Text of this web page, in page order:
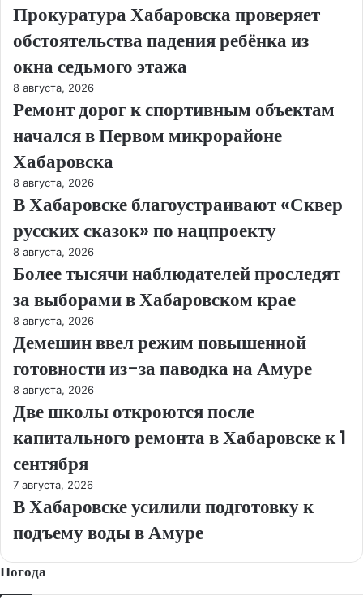
Прокуратура Хабаровска проверяет
обстоятельства падения ребёнка из
окна седьмого этажа
8 августа, 2026
Ремонт дорог к спортивным объектам
начался в Первом микрорайоне
Хабаровска
8 августа, 2026
В Хабаровске благоустраивают «Сквер
русских сказок» по нацпроекту
8 августа, 2026
Более тысячи наблюдателей проследят
за выборами в Хабаровском крае
8 августа, 2026
Демешин ввел режим повышенной
готовности из-за паводка на Амуре
8 августа, 2026
Две школы откроются после
капитального ремонта в Хабаровске к 1
сентября
7 августа, 2026
В Хабаровске усилили подготовку к
подъему воды в Амуре
Погода